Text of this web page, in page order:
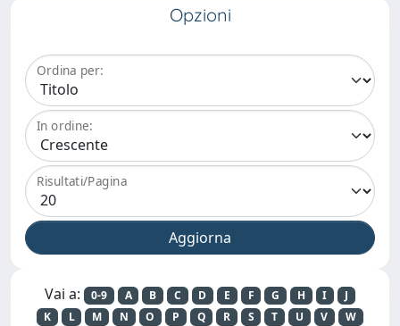
Opzioni
Ordina per:
In ordine:
Risultati/Pagina
Vai a: 0-9 A B C D E F G H I
J
K
L M N O P Q R S T U V
W